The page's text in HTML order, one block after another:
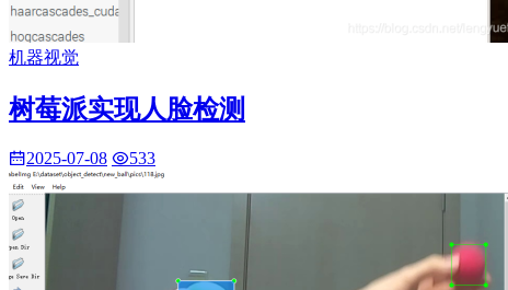
机器视觉
树莓派实现人脸检测
2025-07-08 533